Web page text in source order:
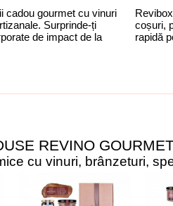
cadou gourmet cu vinuri
Surprinde-ți
de impact de la
coșuri,
rapidă
REVINO
cu vinuri, brânzeturi,